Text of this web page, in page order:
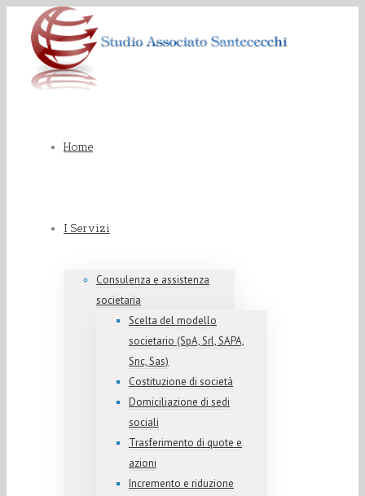
Home
I Servizi
Consulenza e assistenza
societaria
Scelta del modello
societario (SpA, Srl, SAPA,
Snc, Sas)
Costituzione di società
Domiciliazione di sedi
sociali
Trasferimento di quote e
azioni
Incremento e riduzione